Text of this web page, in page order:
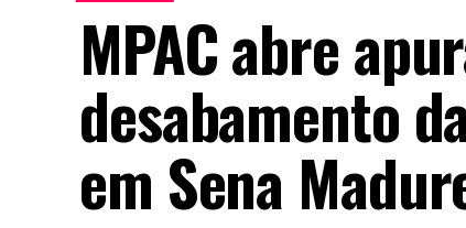
MPAC abre
desabamento
em Sena